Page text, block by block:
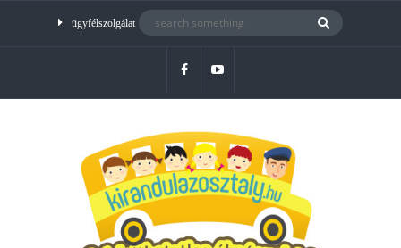
ügyfélszolgálat